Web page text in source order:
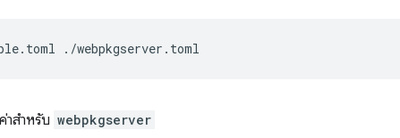
าสำหรับ webpkgserver